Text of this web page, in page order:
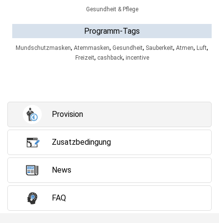
Gesundheit & Pflege
Programm-Tags
Mundschutzmasken, Atemmasken, Gesundheit, Sauberkeit, Atmen, Luft,
Freizeit, cashback, incentive
Provision
Zusatzbedingung
News
FAQ